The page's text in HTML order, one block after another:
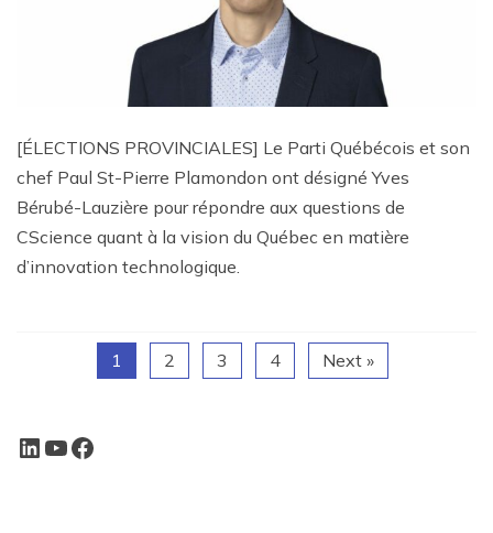
[ÉLECTIONS PROVINCIALES] Le Parti Québécois et son
chef Paul St-Pierre Plamondon ont désigné Yves
Bérubé-Lauzière pour répondre aux questions de
CScience quant à la vision du Québec en matière
d’innovation technologique.
1 2 3 4 Next »